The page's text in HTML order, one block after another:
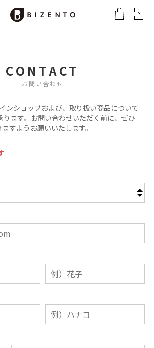
ー
CONTACT
お問い合わせ
ンショップおよび、取り扱い商品について
ります。お問い合わせいただく前に、ぜひ
すようお願いいたします。